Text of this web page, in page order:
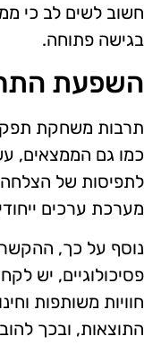
חשוב לשים לב כי
בגישה פתוחה.
השפעת
תרבות משחקת
כמו גם הממצאים,
לתפיסות של הצלחה
מערכת ערכים
נוסף על כך,
פסיכולוגיים, יש
חוויות משותפות
התוצאות, ובכך